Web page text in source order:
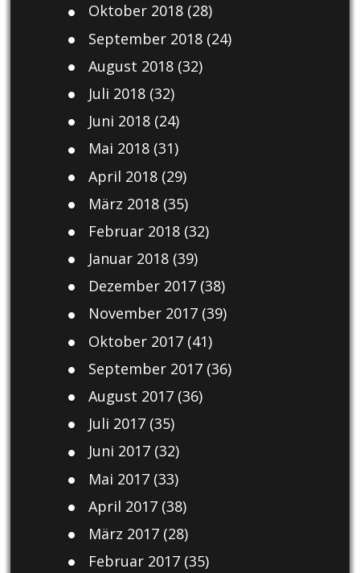
Oktober 2018(28)
September 2018(24)
August 2018(32)
Juli 2018(32)
Juni 2018(24)
Mai 2018(31)
April 2018(29)
März 2018(35)
Februar 2018(32)
Januar 2018(39)
Dezember 2017(38)
November 2017(39)
Oktober 2017(41)
September 2017(36)
August 2017(36)
Juli 2017(35)
Juni 2017(32)
Mai 2017(33)
April 2017(38)
März 2017(28)
Februar 2017(35)